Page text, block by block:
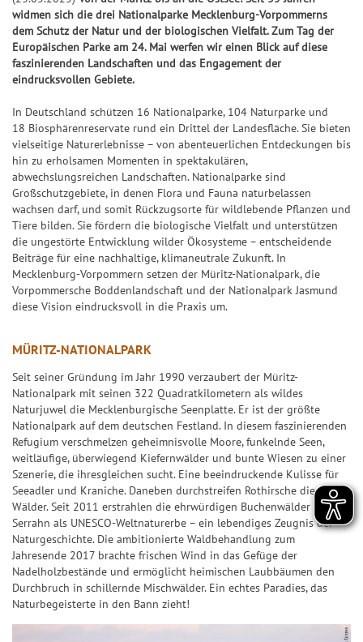
7
7
P
E
R
6
G
l
ü
c
k
s
p
ir
a
l
e
S
i
e
g
e
r-
C
h
a
p
o
t
G
e
w
i
n
n
e
F
e
h
n
d
e
Z
a
h
l
e
n
T
r
ff
p
i
e
7
7
S
U
P
E
R
6
Jac
kp
ot-
Jä
r
ke
n
+6
+7
+9 +10
p
i
e
7
7
S
U
P
E
R
6
Pr
oje
ktf
ör
ru
ng
Natu
r-
und
Um
welt
tz
dan
k
BIN
GO!
i
e
g
r
-
C
h
a
n
c
e
S
p
l
7
7
S
U
P
E
R
6
5
Ge
wi
za
hle
n
e
r
b
a
n
z
G
l
ü
c
k
s
p
p
l
e
it
u
g
G
e
w
i
n
n
z
a
h
e
&
Q
u
o
t
e
n
S
p
i
e
S
p
i
e
a
n
l
e
it
u
n
g
G
i
n
n
z
a
h
l
e
n
&
Q
u
o
t
widmen sich die drei Nationalparke Mecklenburg-Vorpommerns
dem Schutz der Natur und der biologischen Vielfalt. Zum Tag der
Europäischen Parke am 24. Mai werfen wir einen Blick auf diese
faszinierenden Landschaften und das Engagement der
eindrucksvollen Gebiete.
In Deutschland schützen 16 Nationalparke, 104 Naturparke und
18 Biosphärenreservate rund ein Drittel der Landesfläche. Sie bieten
vielseitige Naturerlebnisse – von abenteuerlichen Entdeckungen bis
hin zu erholsamen Momenten in spektakulären,
abwechslungsreichen Landschaften. Nationalparke sind
Großschutzgebiete, in denen Flora und Fauna naturbelassen
wachsen darf, und somit Rückzugsorte für wildlebende Pflanzen und
Tiere bilden. Sie fördern die biologische Vielfalt und unterstützen
die ungestörte Entwicklung wilder Ökosysteme – entscheidende
Beiträge für eine nachhaltige, klimaneutrale Zukunft. In
Mecklenburg-Vorpommern setzen der Müritz-Nationalpark, die
Vorpommersche Boddenlandschaft und der Nationalpark Jasmund
diese Vision eindrucksvoll in die Praxis um.
MÜRITZ-NATIONALPARK
Seit seiner Gründung im Jahr 1990 verzaubert der Müritz-
Nationalpark mit seinen 322 Quadratkilometern als wildes
Naturjuwel die Mecklenburgische Seenplatte. Er ist der größte
Nationalpark auf dem deutschen Festland. In diesem faszinierenden
Refugium verschmelzen geheimnisvolle Moore, funkelnde Seen,
weitläufige, überwiegend Kiefernwälder und bunte Wiesen zu einer
Szenerie, die ihresgleichen sucht. Eine beeindruckende Kulisse für
Seeadler und Kraniche. Daneben durchstreifen Rothirsche die
Wälder. Seit 2011 erstrahlen die ehrwürdigen Buchenwälder in
Serrahn als UNESCO-Weltnaturerbe – ein lebendiges Zeugnis der
Naturgeschichte. Die ambitionierte Waldbehandlung zum
Jahresende 2017 brachte frischen Wind in das Gefüge der
Nadelholzbestände und ermöglicht heimischen Laubbäumen den
Durchbruch in schillernde Mischwälder. Ein echtes Paradies, das
Naturbegeisterte in den Bann zieht!